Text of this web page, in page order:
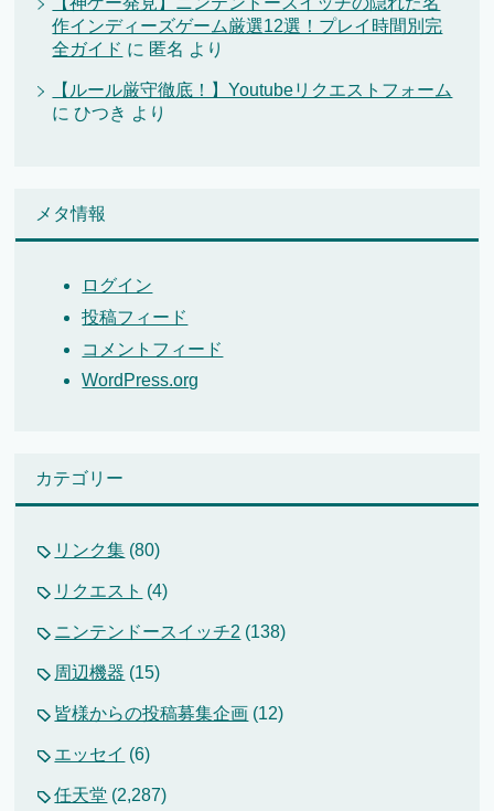
作インディーズゲーム厳選12選！プレイ時間別完
全ガイド に 匿名 より
【ルール厳守徹底！】Youtubeリクエストフォーム
にひつき より
メタ情報
ログイン
投稿フィード
コメントフィード
WordPress.org
カテゴリー
リンク集 (80)
リクエスト (4)
ニンテンドースイッチ2 (138)
周辺機器 (15)
皆様からの投稿募集企画 (12)
エッセイ (6)
任天堂 (2,287)